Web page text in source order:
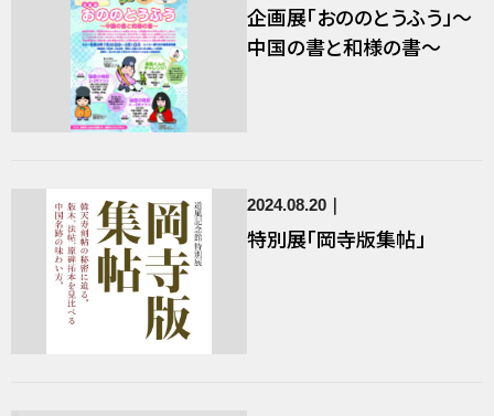
企画展「おののとうふう」～
中国の書と和様の書～
2024.08.20
特別展「岡寺版集帖」